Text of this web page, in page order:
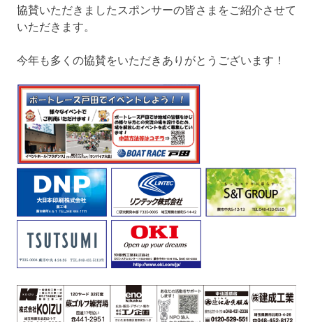
宿
場
ま
つ
り
協賛いただきましたスポンサーの皆さまをご紹介させて
いただきます。
今年も多くの協賛をいただきありがとうございます！